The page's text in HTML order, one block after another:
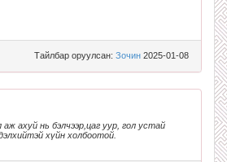
Тайлбар оруулсан: Зочин 2025-01-08
аж ахуй нь бэлчээр,цаг уур, гол устай
хүйн холбоотой.